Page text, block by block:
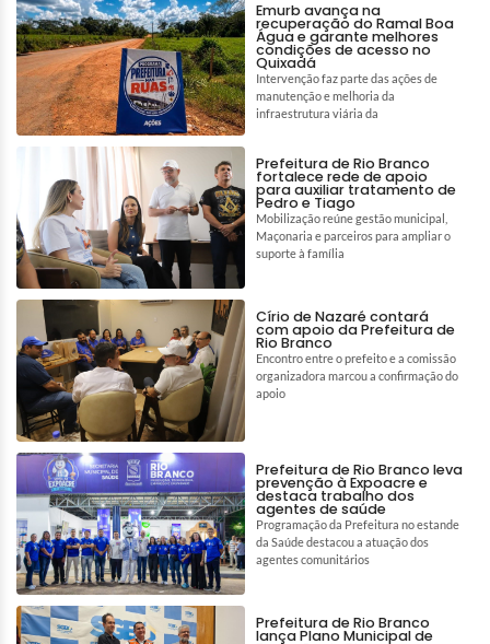
Emurb avança na
recuperação do Ramal Boa
Água e garante melhores
condições de acesso no
Quixadá
Intervenção faz parte das ações de
manutenção e melhoria da
infraestrutura viária da
Prefeitura de Rio Branco
fortalece rede de apoio
para auxiliar tratamento de
Pedro e Tiago
Mobilização reúne gestão municipal,
Maçonaria e parceiros para ampliar o
suporte à família
Círio de Nazaré contará
com apoio da Prefeitura de
Rio Branco
Encontro entre o prefeito e a comissão
organizadora marcou a confirmação do
apoio
Prefeitura de Rio Branco leva
prevenção à Expoacre e
destaca trabalho dos
agentes de saúde
Programação da Prefeitura no estande
da Saúde destacou a atuação dos
agentes comunitários
Prefeitura de Rio Branco
lança Plano Municipal de